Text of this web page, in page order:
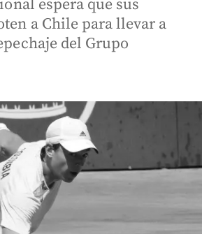
espera que sus
a Chile para llevar a
del Grupo